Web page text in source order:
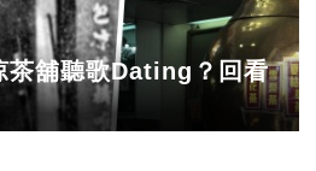
茶舖聽歌Dating？回看